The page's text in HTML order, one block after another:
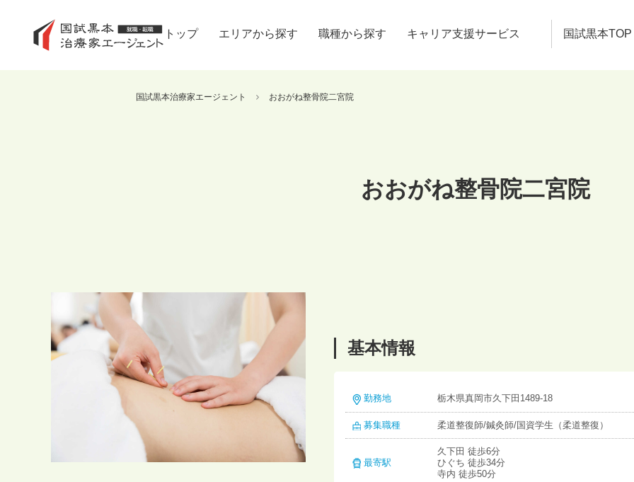
トップ エリアから探す 職種から探す キャリア支援サービス 国試黒本TOP
国試黒本治療家エージェント おおがね整骨院二宮院
おおがね整骨院二宮院
基本情報
勤務地 栃木県真岡市久下田1489-18
募集職種 柔道整復師/鍼灸師/国資学生（柔道整復）
最寄駅
久下田 徒歩6分
ひぐち 徒歩34分
寺内 徒歩50分